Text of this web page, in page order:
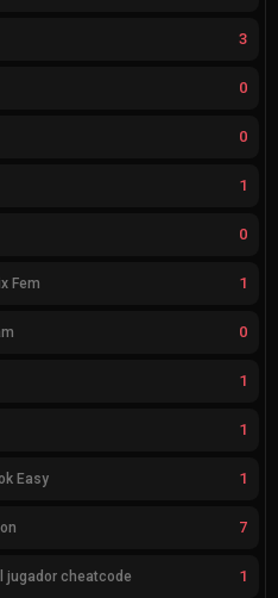
3
0
0
1
0
Fem 1
0
1
1
Easy 1
7
jugador cheatcode 1